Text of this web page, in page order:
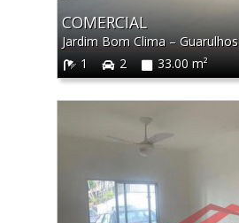
COMERCIAL
Jardim Bom Clima – Guarulhos
1
2 33.00 m²